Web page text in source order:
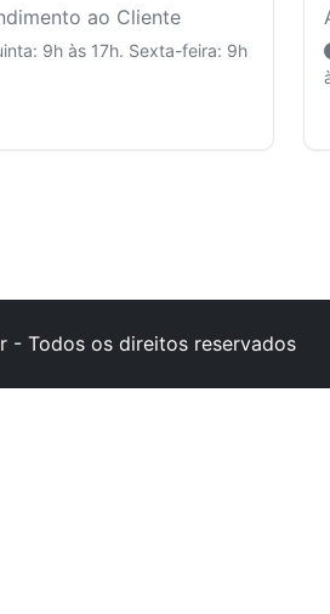
ao Cliente
9h às 17h. Sexta-feira: 9h
- Todos os direitos reservados